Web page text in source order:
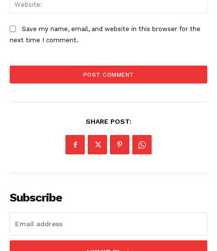
Save my name, email, and website in this browser for the
next time I comment.
SHARE POST:
Subscribe